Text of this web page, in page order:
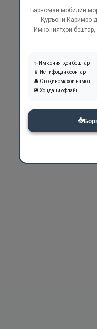
Барномаи мобилии
Қуръони Каримро
Имкониятҳои
✨ Имкониятҳои бештар
📱 Истифодаи осонтар
🔔 Огоҳиномаҳои намоз
💾 Хондани офлайн
📥